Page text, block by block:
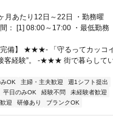
月あたり12日～22日 ・勤務曜
： [1] 08:00～17:00 ・最低勤務
完備】 ★★★- 「守るってカッコ
客経験”。 -★★★ 街で暮らして
OK 主婦・主夫歓迎
週1シフト提出
平日のみOK 経験不問
未経験者歓迎
迎 研修あり ブランクOK